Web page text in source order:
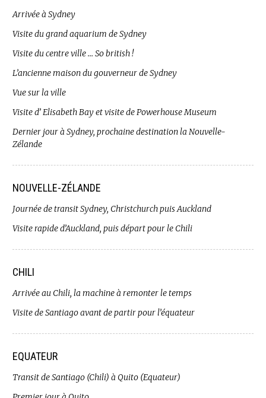
Arrivée à Sydney
Visite du grand aquarium de Sydney
Visite du centre ville … So british !
L’ancienne maison du gouverneur de Sydney
Vue sur la ville
Visite d’ Elisabeth Bay et visite de Powerhouse Museum
Dernier jour à Sydney, prochaine destination la Nouvelle-
Zélande
NOUVELLE-ZÉLANDE
Journée de transit Sydney, Christchurch puis Auckland
Visite rapide d’Auckland, puis départ pour le Chili
CHILI
Arrivée au Chili, la machine à remonter le temps
Visite de Santiago avant de partir pour l’équateur
EQUATEUR
Transit de Santiago (Chili) à Quito (Equateur)